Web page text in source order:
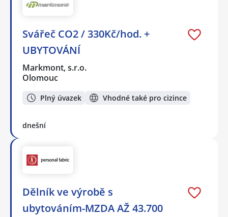
Svářeč CO2 / 330Kč/hod. +
UBYTOVÁNÍ
Markmont, s.r.o.
Olomouc
Plný úvazek Vhodné také pro cizince
dnešní
Dělník ve výrobě s
ubytováním-MZDA AŽ 43.700